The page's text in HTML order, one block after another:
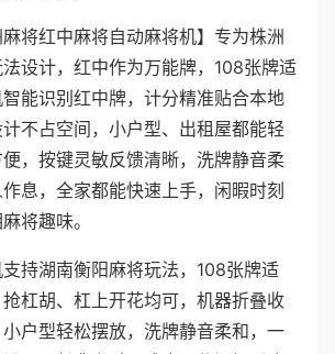
麻将红中麻将自动麻将机】专为株洲
设计，红中作为万能牌，108张牌适
能识别红中牌，计分精准贴合本地
不占空间，小户型、出租屋都能轻
，按键灵敏反馈清晰，洗牌静音柔
息，全家都能快速上手，闲暇时刻
将趣味。
持湖南衡阳麻将玩法，108张牌适
杠胡、杠上开花均可，机器折叠收
户型轻松摆放，洗牌静音柔和，一